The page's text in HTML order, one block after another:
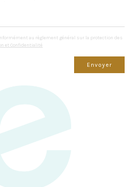
au règlement général sur la protection des
et Confidentialité
Envoyer